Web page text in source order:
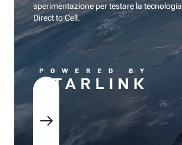
sperimentazione per testare la tecnologia
Direct to Cell.